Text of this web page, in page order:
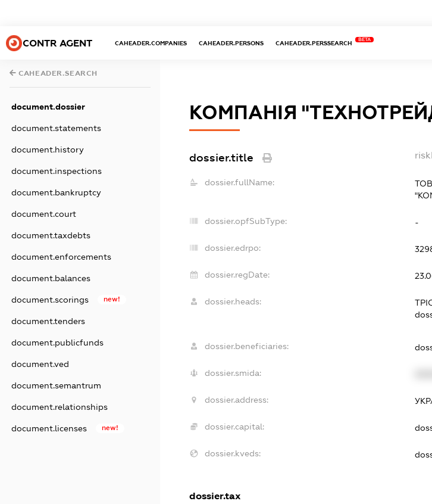
CONTR AGENT CAHEADER.COMPANIES CAHEADER.PERSONS CAHEADER.PERSSEARCH
BETA
CAHEADER.SEARCH
document.dossier
document.statements
document.history
document.inspections
document.bankruptcy
document.court
document.taxdebts
document.enforcements
document.balances
document.scorings new!
document.tenders
document.publicfunds
document.ved
document.semantrum
document.relationships
document.licenses new!
КОМПАНІЯ
dossier.title
dossier.fullName:
dossier.opfSubType: -
dossier.edrpo:
dossier.regDate:
dossier.heads:
dossier.beneficiaries:
dossier.smida:
dossier.address:
dossier.capital:
dossier.kveds:
dossier.tax